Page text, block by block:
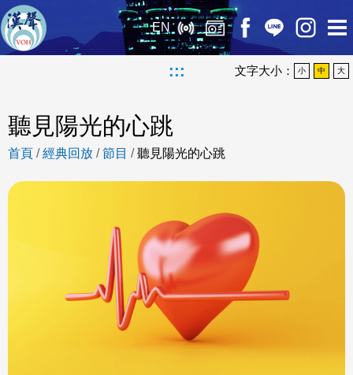
EN
::: 文字大小： 小 中 大
聽見陽光的心跳
首頁 /經典回放 /節目 /聽見陽光的心跳